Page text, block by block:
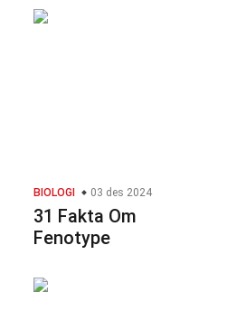
BIOLOGI 03 des 2024
31 Fakta Om
Fenotype